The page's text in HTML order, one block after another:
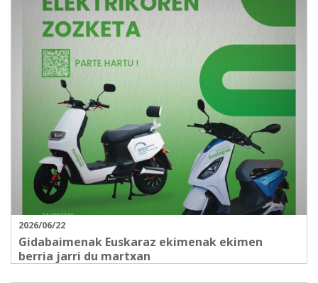
2026/06/22
Gidabaimenak Euskaraz ekimenak ekimen
berria jarri du martxan